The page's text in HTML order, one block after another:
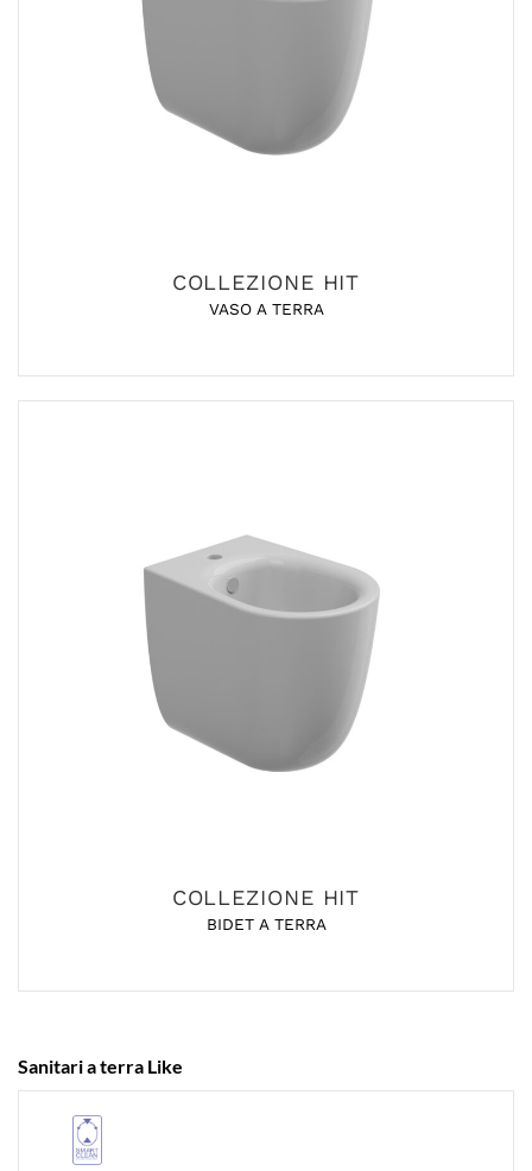
COLLEZIONE HIT
VASO A TERRA
COLLEZIONE HIT
BIDET A TERRA
Sanitari a terra Like